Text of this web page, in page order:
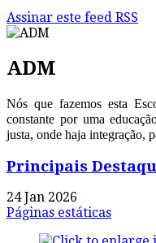
Assinar este feed RSS
ADM
Nós que fazemos esta
constante por uma
justa, onde haja integração,
Principais
24 Jan 2026
Páginas estáticas